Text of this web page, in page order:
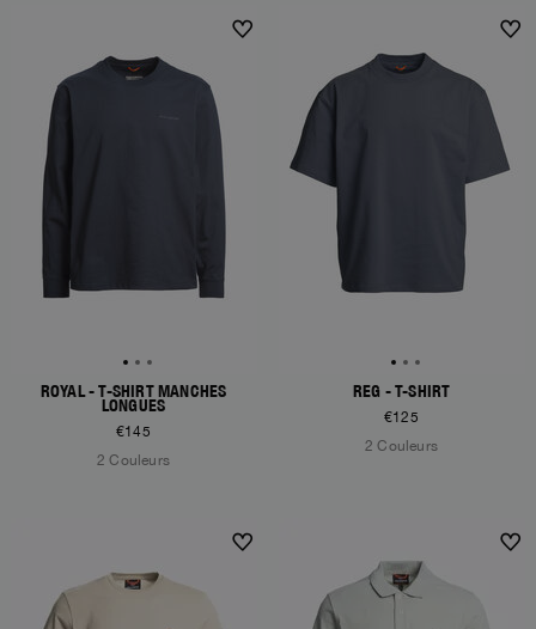
ROYAL - T-SHIRT MANCHES
LONGUES
€145
2 Couleurs
REG - T-SHIRT
€125
2 Couleurs